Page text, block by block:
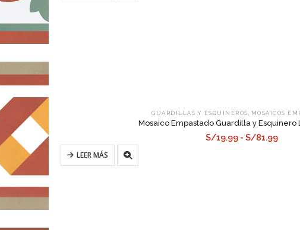
GUARDILLAS Y ESQUINEROS MOSAICOS
Mosaico Empastado Guardilla y Esquinero
S/19.99 - S/81.99
LEER MÁS